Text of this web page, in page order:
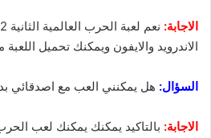
الاجابة:
الاندرويد والايفون ويمكنك تحميل
السؤال: هل يمكنني العب مع اصدقائي
الاجابة: